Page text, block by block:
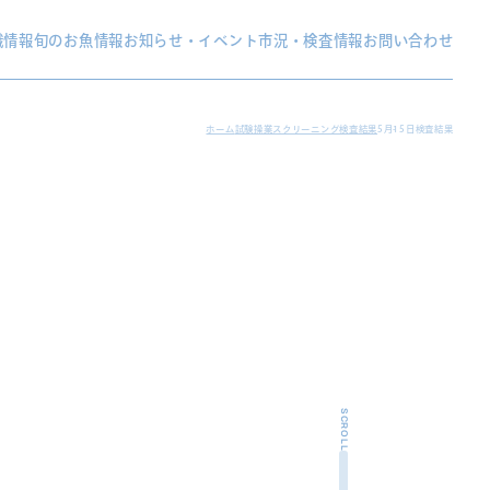
情報旬のお魚情報お知らせ・イベント市況・検査情報お問い合わせ
ホーム 試験操業スクリーニング検査結果 5月15日検査結果
SCROLL